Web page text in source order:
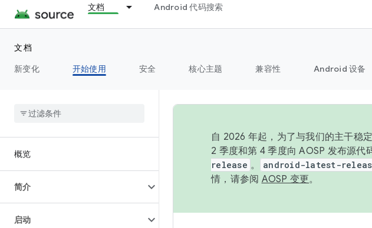
文档 Android 代码搜索
文档
新变化
开始使用 安全 核心主题 兼容性 Android 设备
概览
简介
启动
自 2026 年起，为了与我们的主干稳
2 季度和第 4 季度向 AOSP 发布源代
release 。 android-latest-
情，请参阅 AOSP 变更。